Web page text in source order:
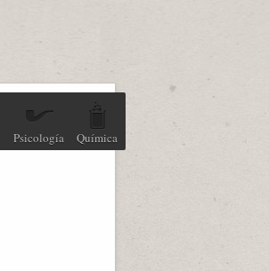
Psicología Química